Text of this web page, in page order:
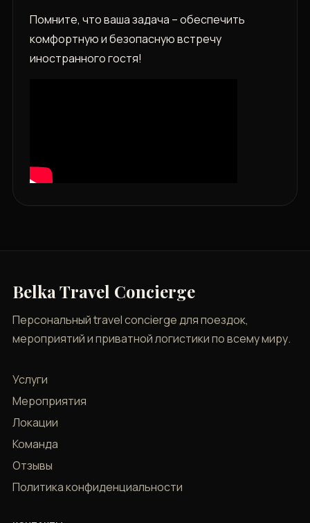
Помните, что ваша задача – обеспечить
комфортную и безопасную встречу
иностранного гостя!
Belka Travel Concierge
Персональный travel concierge для поездок,
мероприятий и приватной логистики по всему миру.
Услуги
Мероприятия
Локации
Команда
Отзывы
Политика конфиденциальности